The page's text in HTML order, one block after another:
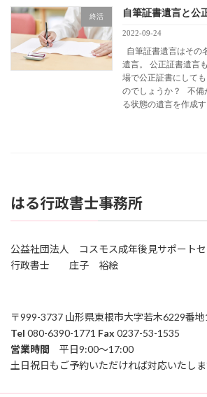
終活 自筆証書遺言と公
2022-09-24
自筆証書遺言はその
遺言。 公正証書遺言
場で公正証書にして
のでしょうか？ 不備
る状態の遺言を作成
はる行政書士事務所
公益社団法人 コスモス成年後見サポートセ
行政書士 庄子 裕絵
〒999-3737 山形県東根市大字若木6229番
Tel 080-6390-1771 Fax 0237-53-1535
営業時間 平日9:00～17:00
土日祝日もご予約いただければ対応いたしま